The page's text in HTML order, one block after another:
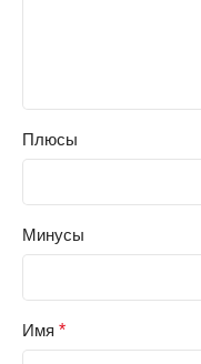
Плюсы
Минусы
Имя *